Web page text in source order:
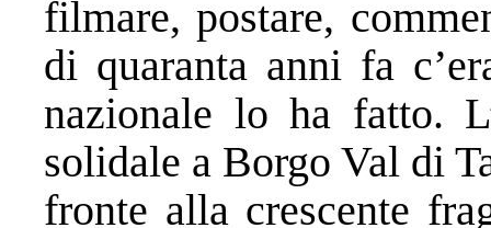
filmare, postare,
di quaranta anni fa
nazionale lo ha fatto.
solidale a Borgo Val di
fronte alla crescente